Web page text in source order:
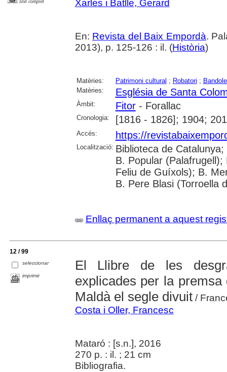
Text complet Xarles i Batlle, Gerard
En: Revista del Baix Empordà.
2013), p. 125-126 : il. (Història)
Matèries: Patrimoni cultural ; Robatori ;
Matèries:
Església de Santa
Àmbit: Fitor- Forallac
Cronologia: [1816 - 1826]; 1904;
Accés: https://
Localització: Biblioteca de
B. Popular
Feliu de Guíxols); B.
B. Pere Blasi (Torroella
Enllaç permanent a aquest
12 / 99
seleccionar
imprimir
El Llibre de les
explicades per la
Maldà el segle divuit/
Costa i Oller, Francesc
Mataró : [s.n.], 2016
270 p. : il. ; 21 cm
Bibliografia.